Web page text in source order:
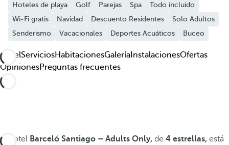
Hoteles de playa Golf Parejas Spa
Todo incluido
Wi-Fi gratis
Navidad Descuento Residentes
Solo Adultos
Senderismo
Vacacionales Deportes Acuáticos Buceo
HotelServiciosHabitacionesGalería InstalacionesOfertas
OpinionesPreguntas frecuentes
El hotel Barceló Santiago – Adults Only, de 4 estrellas, está